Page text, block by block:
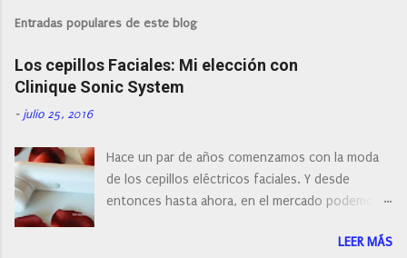
l
a
r
n
o
m
e
n
t
a
Entradas populares de este blog
Los cepillos Faciales: Mi elección con
Clinique Sonic System
- julio 25, 2016
Hace un par de años comenzamos con la moda
de los cepillos eléctricos faciales. Y desde
entonces hasta ahora, en el mercado podemos
con diferentes características, a pilas, a batería,
LEER MÁS